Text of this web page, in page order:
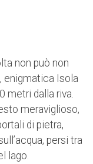
non può non
enigmatica Isola
metri dalla riva.
meraviglioso,
di pietra,
persi tra
lago.